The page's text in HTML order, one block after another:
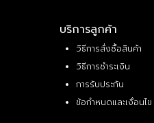
บริการลูกค้า
วิธีการสั่งซื้อสินค้า
วิธีการชำระเงิน
การรับประกัน
ข้อกำหนดและเงื่อนไข